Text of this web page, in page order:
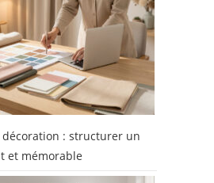
: structurer un
et mémorable